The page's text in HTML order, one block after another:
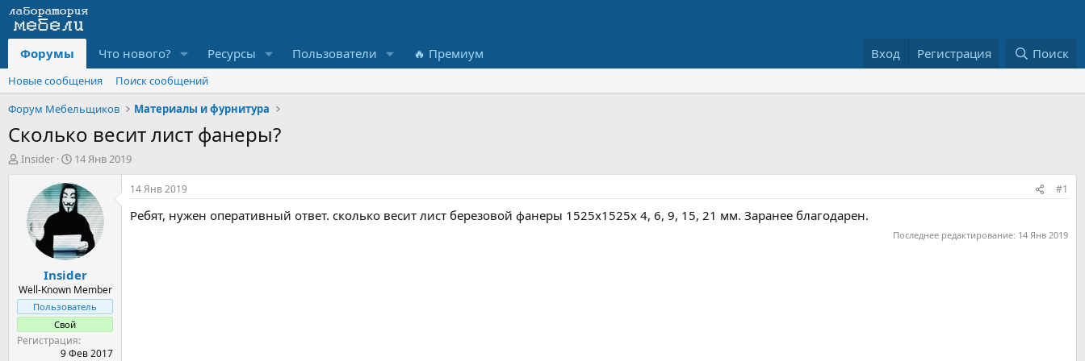
Форумы Что нового? Ресурсы Пользователи 🔥 Премиум Вход Регистрация Поиск
Новые сообщения
Поиск сообщений
Форум Мебельщиков
Материалы и фурнитура
Сколько весит лист фанеры?
А
Insider
Д
т
а
н
ч
а
л
а
14 Янв 2019
Insider
Well-Known Member
Пользователь
Свой
Регистрация
9 Фев 2017
14 Янв 2019 #1
Ребят, нужен оперативный ответ. сколько весит лист березовой фанеры 1525х1525х 4, 6, 9, 15, 21 мм. Заранее благодарен.
Последнее редактирование: 14 Янв 2019